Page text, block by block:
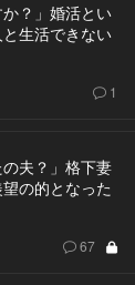
か？」婚活とい
生活できない
1
の夫？」格下妻
の的となった
67